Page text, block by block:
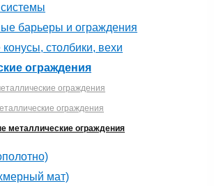
барьеры и ограждения
столбики, вехи
ограждения
ограждения
ограждения
металлические ограждения
мат)